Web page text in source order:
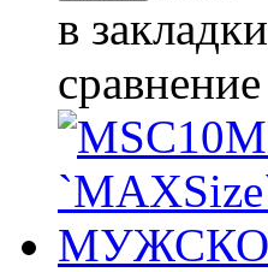
в закладки
сравнение